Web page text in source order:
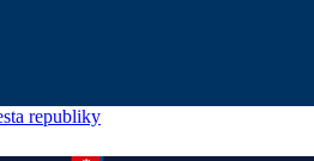
republiky